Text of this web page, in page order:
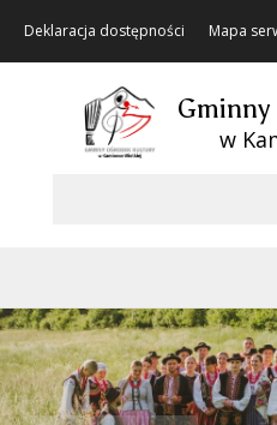
Deklaracja dostępności Mapa
w